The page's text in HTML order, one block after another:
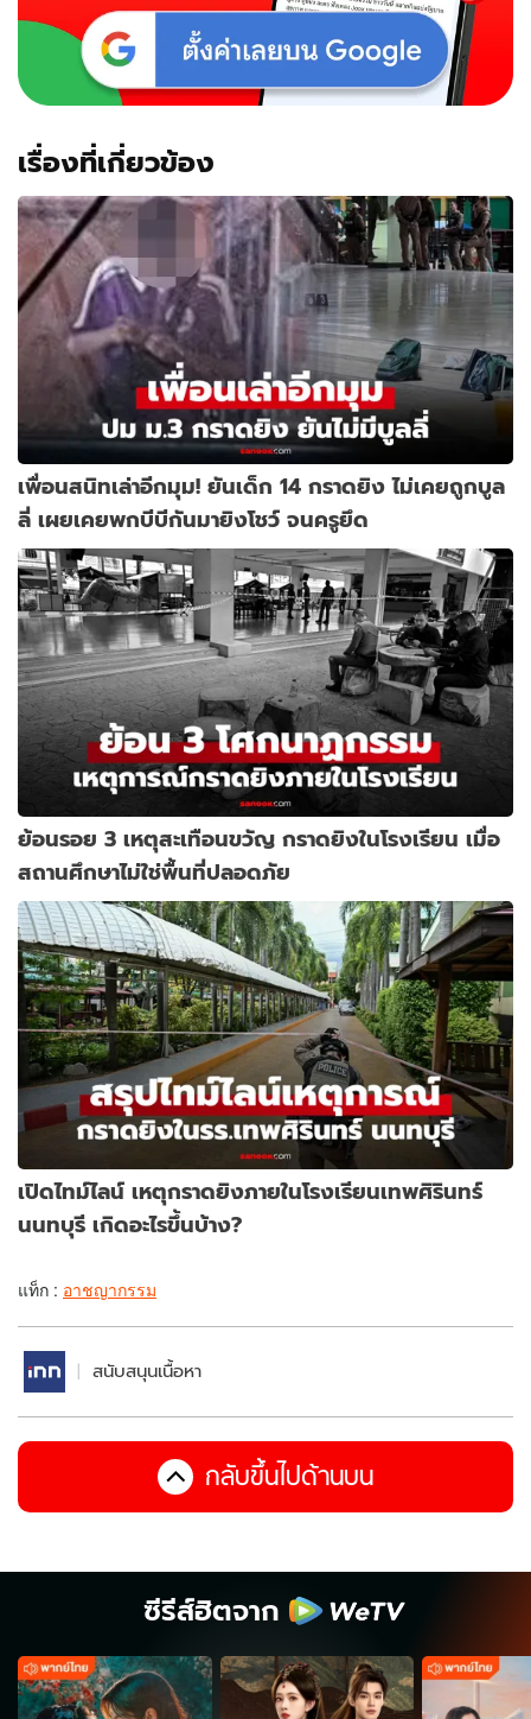
เรื่องที่เกี่ยวข้อง
เพื่อนสนิทเล่าอีกมุม! ยันเด็ก 14 กราดยิง ไม่เคยถูกบูล
ลี่ เผยเคยพกบีบีกันมายิงโชว์ จนครูยึด
ย้อนรอย 3 เหตุสะเทือนขวัญ กราดยิงในโรงเรียน เมื่อ
สถานศึกษาไม่ใช่พื้นที่ปลอดภัย
เปิดไทม์ไลน์ เหตุกราดยิงภายในโรงเรียนเทพศิรินทร์
นนทบุรี เกิดอะไรขึ้นบ้าง?
แท็ก : อาชญากรรม
สนับสนุนเนื้อหา
กลับขึ้นไปด้านบน
ซีรีส์ฮิตจาก